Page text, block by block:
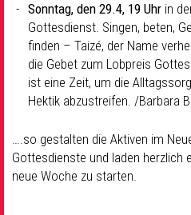
Sonntag, den 29.4, 19 Uhr in
Gottesdienst. Singen, beten,
finden – Taizé, der Name
die Gebet zum Lobpreis
ist eine Zeit, um die
Hektik abzustreifen. /Barbara
….so gestalten die Aktiven im
Gottesdienste und laden herzlich
neue Woche zu starten.